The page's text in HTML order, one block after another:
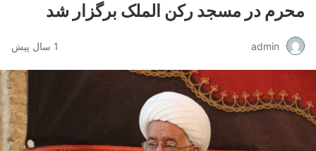
محرم در مسجد رکن الملک برگزار شد
admin 1 سال پیش